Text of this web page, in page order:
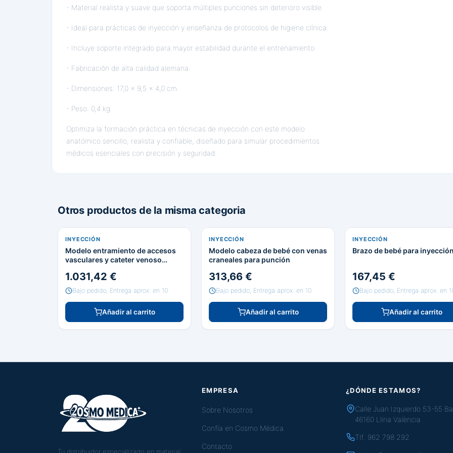
- Material realista y suave que soporta múltiples punciones sin deterioro visible.
- Ideal para prácticas de inyección y enseñanza de protocolos de higiene clínica.
- Incluye soporte integrado para mayor estabilidad durante el entrenamiento.
- Fabricación de alta calidad alemana.
- Dimensiones: 17,0 x 9,5 x 4,0 cm.
- Peso: 0,4 kg.
Optimiza la formación práctica en técnicas de inyección con este modelo
anatómico sencillo, realista y confiable, diseñado para simular procedimientos
médicos esenciales con precisión y seguridad.
Otros productos de la misma categoria
INYECCIÓN
Modelo entramiento de accesos
vasculares y cateter venoso
1.031,42 €
Bajo pedido, Entrega aprox. en 10
Añadir al carrito
INYECCIÓN
Modelo cabeza de bebé con venas
craneales para punción
313,66 €
Bajo pedido, Entrega aprox. en 10
Añadir al carrito
INYECCIÓN
Brazo de bebé para inyección
167,45 €
Bajo pedido, Entrega aprox. en
Añadir al carrito
Tu distribuidor especializado en material
EMPRESA
Sobre Nosotros
Confía en Cosmo Médica
Contacto
¿DÓNDE ESTAMOS?
Calle Juan Izquierdo 53-55
46160 Lliria València
Tlf: 962 798 292